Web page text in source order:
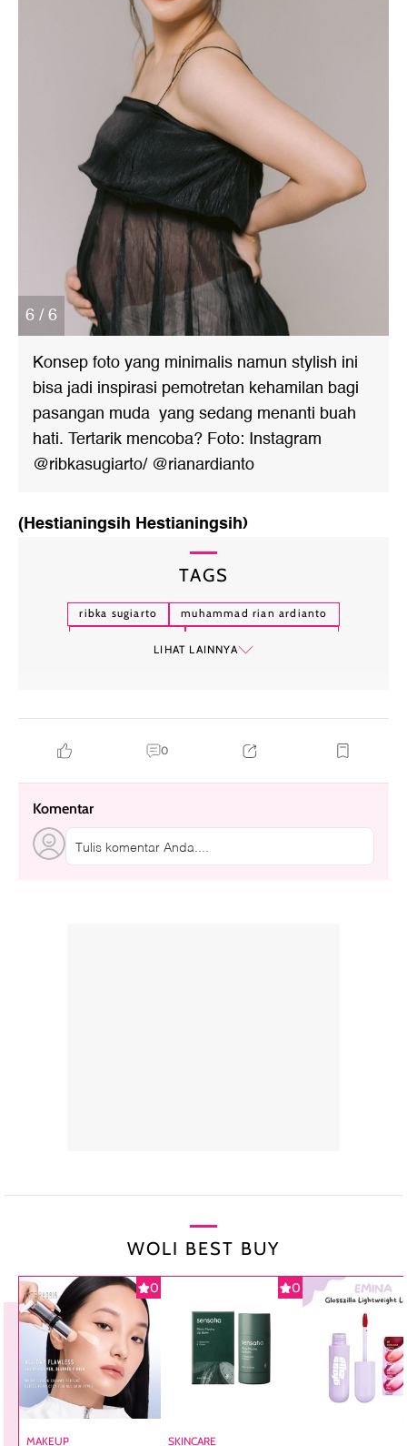
6 / 6
Konsep foto yang minimalis namun stylish ini
bisa jadi inspirasi pemotretan kehamilan bagi
pasangan muda yang sedang menanti buah
hati. Tertarik mencoba? Foto: Instagram
@ribkasugiarto/ @rianardianto
(Hestianingsih Hestianingsih)
TAGS
ribka sugiarto
muhammad rian ardianto
LIHAT LAINNYA
0
Komentar
Tulis komentar Anda....
WOLI BEST BUY
0
MAKEUP
0
SKINCARE